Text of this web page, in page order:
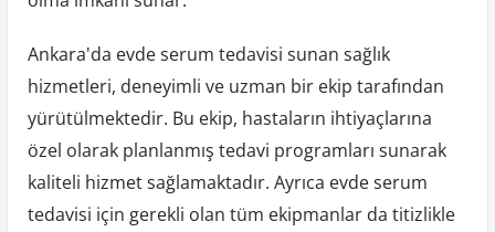
Ankara'da evde serum tedavisi sunan sağlık
hizmetleri, deneyimli ve uzman bir ekip tarafından
yürütülmektedir. Bu ekip, hastaların ihtiyaçlarına
özel olarak planlanmış tedavi programları sunarak
kaliteli hizmet sağlamaktadır. Ayrıca evde serum
tedavisi için gerekli olan tüm ekipmanlar da titizlikle